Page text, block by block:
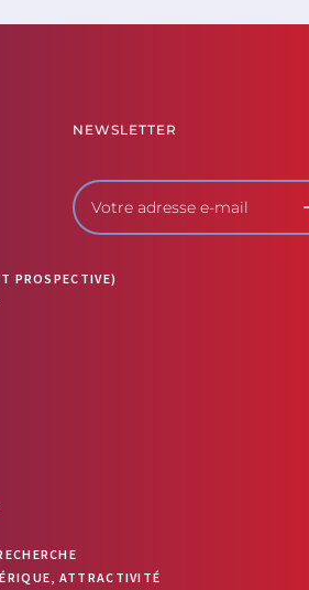
PROSPECTIVE)
ATTRACTIVITÉ
NEWSLETTER